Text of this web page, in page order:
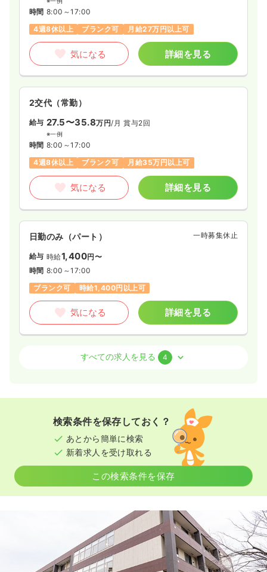
時間 8:00～17:00
4週8休以上
ブランク可 月給27万円以上可
気になる 詳細を見る
2交代（常勤）
給与 27.5〜35.8万円/月 賞与2回
※一例
時間 8:00～17:00
4週8休以上
ブランク可 月給35万円以上可
気になる 詳細を見る
日勤のみ（パート） 一時募集休止
給与 時給1,400円〜
時間 8:00～17:00
ブランク可
時給1,400円以上可
気になる 詳細を見る
正・准看護師
8:00～17:00
4週8休以上
ブランク可 月給37万円以上可
気になる 詳細を見る
お問い合わせください
16:30～9:30
4週8休以上
ブランク可
すべての求人を見る 4
検索条件を保存しておく？
あとから簡単に検索
新着求人を受け取れる
この検索条件を保存